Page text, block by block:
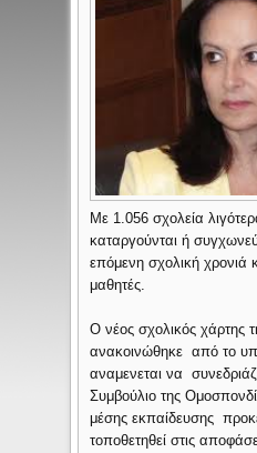
Με 1.056 σχολεία
καταργούνται ή
επόμενη σχολική χρονιά
μαθητές.
Ο νέος σχολικός χάρτης
ανακοινώθηκε από το
αναμενεται να
Συμβούλιο της
μέσης εκπαίδευσης
τοποθετηθεί στις